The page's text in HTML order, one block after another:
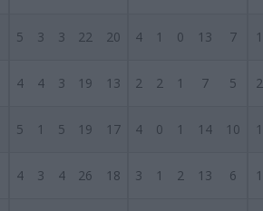
5 3 3 22 20 4 1 0 13 7 1
4 4 3 19 13 2 2 1 7 5 2
5 1 5 19 17 4 0 1 14 10 1
4 3 4 26 18 3 1 2 13 6 1